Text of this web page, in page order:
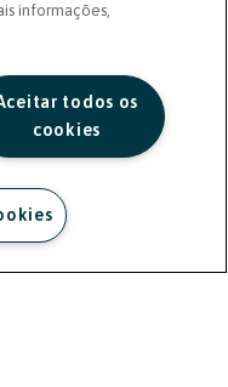
informações,
todos os
cookies